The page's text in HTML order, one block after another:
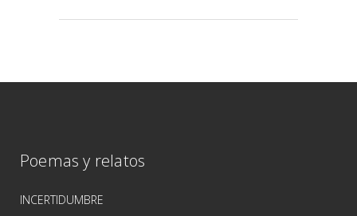
Poemas y relatos
INCERTIDUMBRE